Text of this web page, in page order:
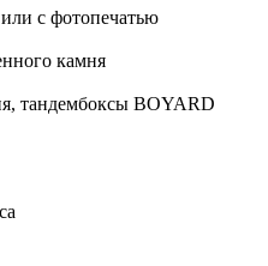
с фотопечатью
камня
тандембоксы BOYARD